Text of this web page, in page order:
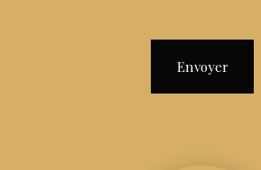
Envoyer